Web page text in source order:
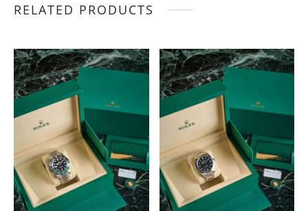
RELATED PRODUCTS